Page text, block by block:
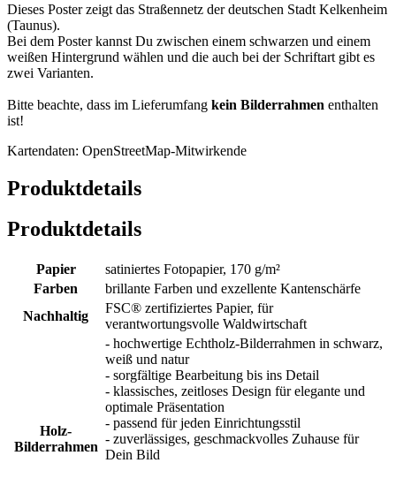
Dieses Poster zeigt das Straßennetz der deutschen Stadt Kelkenheim
(Taunus).
Bei dem Poster kannst Du zwischen einem schwarzen und einem
weißen Hintergrund wählen und die auch bei der Schriftart gibt es
zwei Varianten.
Bitte beachte, dass im Lieferumfang kein Bilderrahmen enthalten
ist!
Kartendaten: OpenStreetMap-Mitwirkende
Produktdetails
Produktdetails
Papier
satiniertes Fotopapier, 170 g/m²
Farben
brillante Farben und exzellente Kantenschärfe
Nachhaltig
FSC® zertifiziertes Papier, für
verantwortungsvolle Waldwirtschaft
Holz-
Bilderrahmen
- hochwertige Echtholz-Bilderrahmen in schwarz,
weiß und natur
- sorgfältige Bearbeitung bis ins Detail
- klassisches, zeitloses Design für elegante und
optimale Präsentation
- passend für jeden Einrichtungsstil
- zuverlässiges, geschmackvolles Zuhause für
Dein Bild